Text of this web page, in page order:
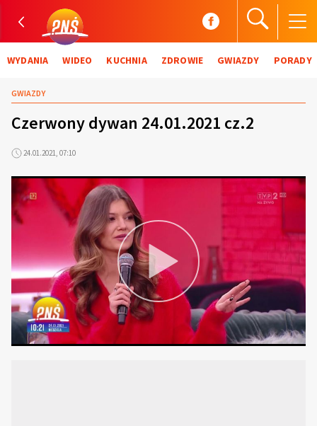
WYDANIA WIDEO KUCHNIA ZDROWIE GWIAZDY PORADY
GWIAZDY
Czerwony dywan 24.01.2021 cz.2
24.01.2021, 07:10